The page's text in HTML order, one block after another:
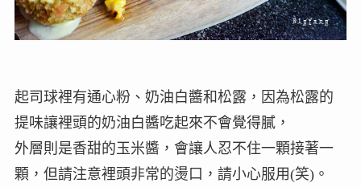
起司球裡有通心粉、奶油白醬和松露，因為松露的
提味讓裡頭的奶油白醬吃起來不會覺得膩，
外層則是香甜的玉米醬，會讓人忍不住一顆接著一
顆，但請注意裡頭非常的燙口，請小心服用(笑)。